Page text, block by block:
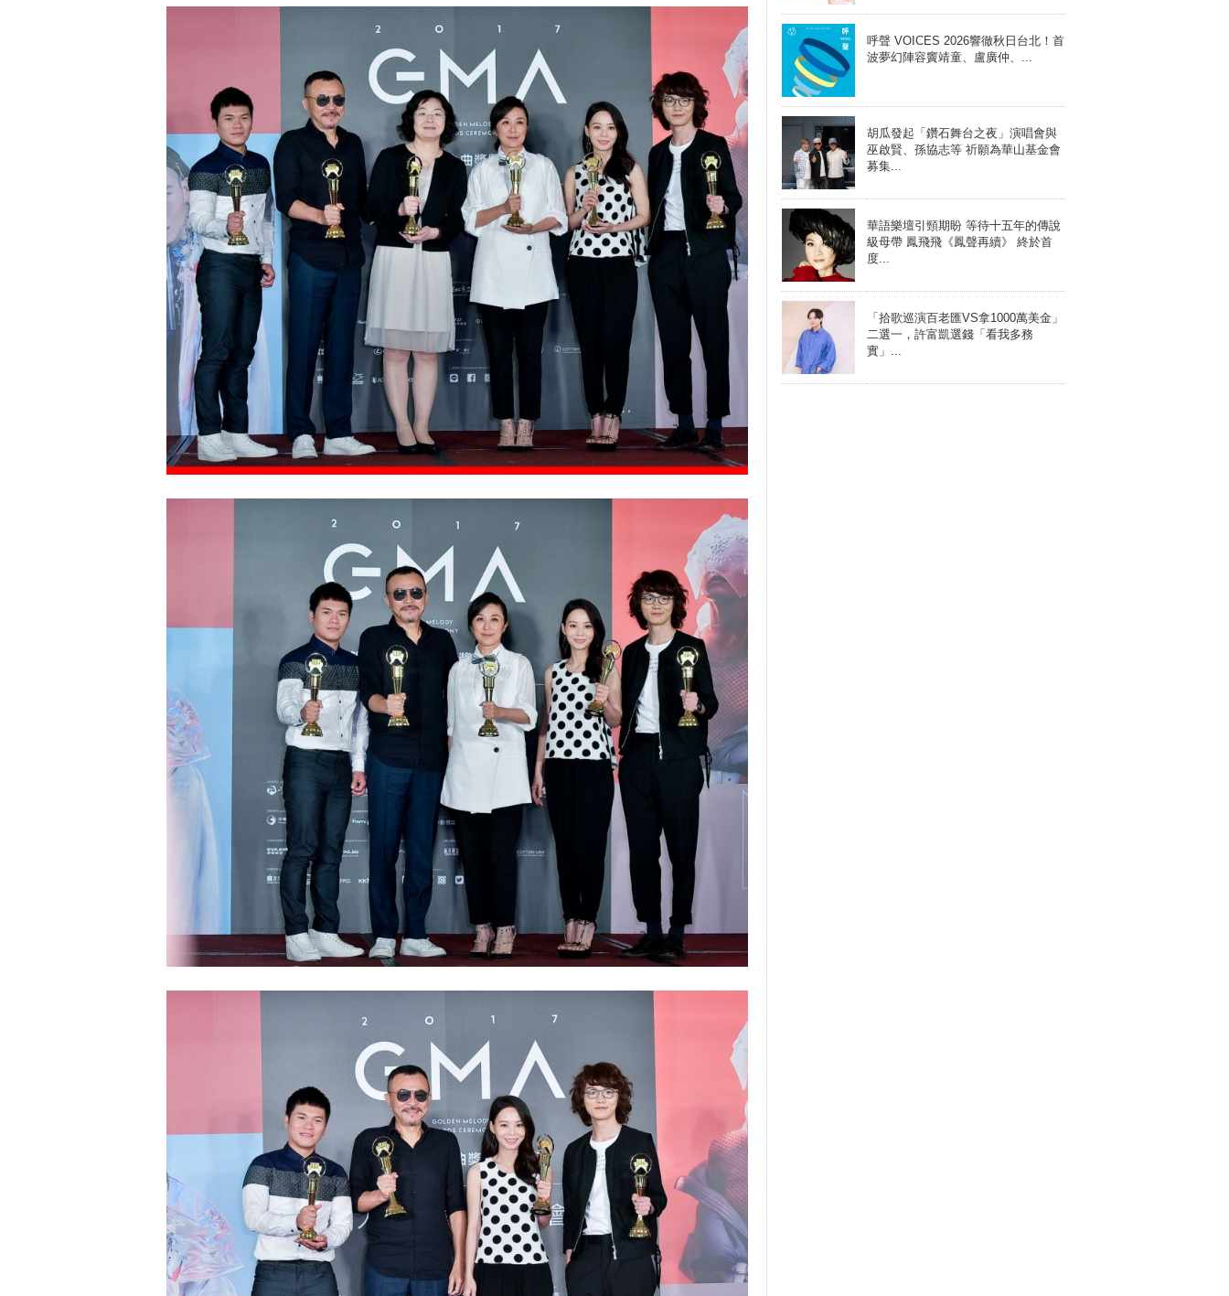
呼聲 VOICES 2026響徹秋日台北！首
波夢幻陣容竇靖童、盧廣仲、...
胡瓜發起「鑽石舞台之夜」演唱會與
巫啟賢、孫協志等 祈願為華山基金會
募集...
華語樂壇引頸期盼 等待十五年的傳說
級母帶 鳳飛飛《鳳聲再續》 終於首
度...
「拾歌巡演百老匯VS拿1000萬美金」
二選一，許富凱選錢「看我多務
實」...